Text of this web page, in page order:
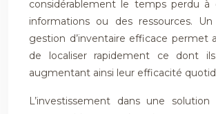
considérablement le temps perdu à
informations ou des ressources.
gestion d’inventaire efficace permet
de localiser rapidement ce dont
augmentant ainsi leur efficacité
L’investissement dans une